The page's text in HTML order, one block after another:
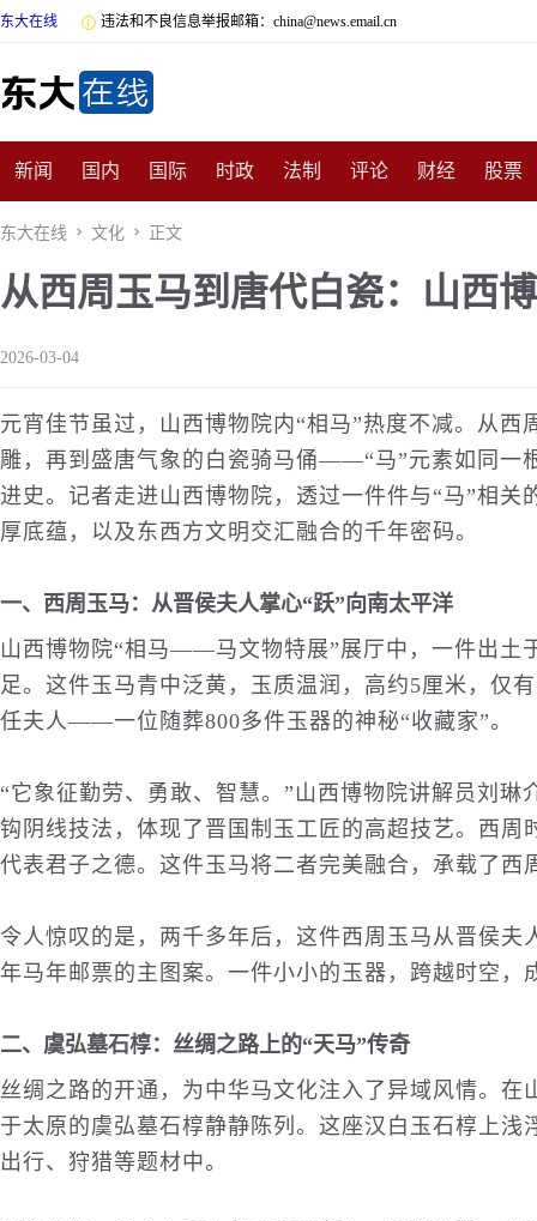
东大在线  违法和不良信息举报邮箱：china@news.email.cn
新闻 国内 国际 时政 法制 评论 财经 股票
数码 民俗 招商
非遗 公益 娱乐 游戏 影视 明星 体育
东大在线  文化  正文
从西周玉马到唐代白瓷：山西
2026-03-04
元宵佳节虽过，山西博物院内“相马”热度不减。从
雕，再到盛唐气象的白瓷骑马俑——“马”元素如同一
进史。记者走进山西博物院，透过一件件与“马”相关
厚底蕴，以及东西方文明交汇融合的千年密码。
一、西周玉马：从晋侯夫人掌心“跃”向南太平洋
山西博物院“相马——马文物特展”展厅中，一件出土
足。这件玉马青中泛黄，玉质温润，高约5厘米，仅
任夫人——一位随葬800多件玉器的神秘“收藏家”。
“它象征勤劳、勇敢、智慧。”山西博物院讲解员刘
钩阴线技法，体现了晋国制玉工匠的高超技艺。西周
代表君子之德。这件玉马将二者完美融合，承载了西
令人惊叹的是，两千多年后，这件西周玉马从晋侯夫
年马年邮票的主图案。一件小小的玉器，跨越时空，
二、虞弘墓石椁：丝绸之路上的“天马”传奇
丝绸之路的开通，为中华马文化注入了异域风情。在
于太原的虞弘墓石椁静静陈列。这座汉白玉石椁上
出行、狩猎等题材中。